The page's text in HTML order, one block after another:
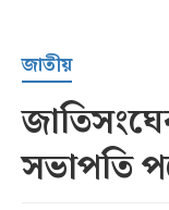
সর্বশেষ
জাতীয়
সভাপতি